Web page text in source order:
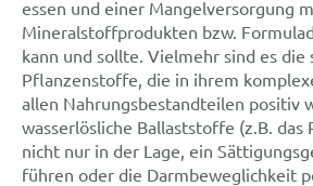
essen und einer Mangelversorgung
Mineralstoffprodukten bzw.
kann und sollte. Vielmehr sind es die
Pflanzenstoffe, die in ihrem
allen Nahrungsbestandteilen positiv
wasserlösliche Ballaststoffe (z.B. das
nicht nur in der Lage, ein
führen oder die Darmbeweglichkeit